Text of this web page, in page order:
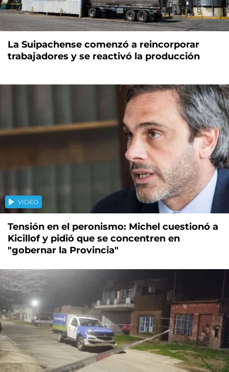
La Suipachense comenzó a reincorporar
trabajadores y se reactivó la producción
VIDEO
Tensión en el peronismo: Michel cuestionó a
Kicillof y pidió que se concentren en
"gobernar la Provincia"